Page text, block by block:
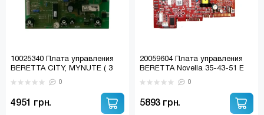
10025340 Плата управления
BERETTA CITY, MYNUTE ( 3
ручки ) под плату розжига
0
4951 грн.
20059604 Плата управления
BERETTA Novella 35-43-51 E
0
5893 грн.